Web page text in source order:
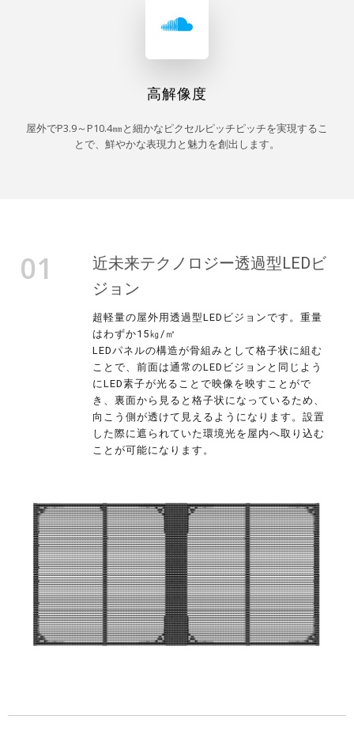
高解像度
屋外でP3.9～P10.4㎜と細かなピクセルピッチピッチを実現するこ
とで、鮮やかな表現力と魅力を創出します。
01
近未来テクノロジー透過型LEDビ
ジョン
超軽量の屋外用透過型LEDビジョンです。重量
はわずか15㎏/㎡
LEDパネルの構造が骨組みとして格子状に組む
ことで、前面は通常のLEDビジョンと同じよう
にLED素子が光ることで映像を映すことがで
き、裏面から見ると格子状になっているため、
向こう側が透けて見えるようになります。設置
した際に遮られていた環境光を屋内へ取り込む
ことが可能になります。